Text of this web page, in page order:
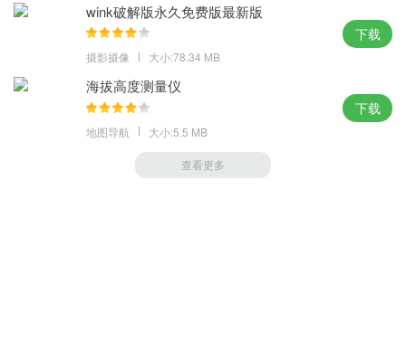
wink破解版永久免费版最新版
摄影摄像 大小:78.34 MB
下载
海拔高度测量仪
地图导航 大小:5.5 MB
下载
查看更多